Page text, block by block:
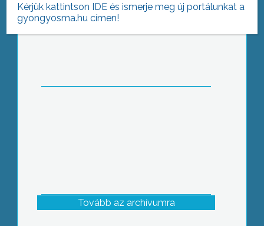
Három nap alatt 25 jász település
Tovább az archívumra
Kérjük kattintson IDE és ismerje meg új portálunkat a
gyongyosma.hu címen!